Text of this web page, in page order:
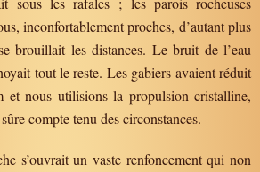
inconfortablement proches, d’autant plus
brouillait les distances. Le bruit de l’eau
tout le reste. Les gabiers avaient réduit
et nous utilisions la propulsion cristalline,
compte tenu des circonstances.
s’ouvrait un vaste renfoncement qui non